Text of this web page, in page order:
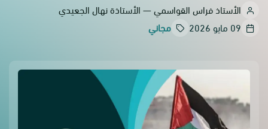
الأستاذ فراس القواسمي — الأستاذة نهال الجعيدي
09 مايو 2026
مجاني